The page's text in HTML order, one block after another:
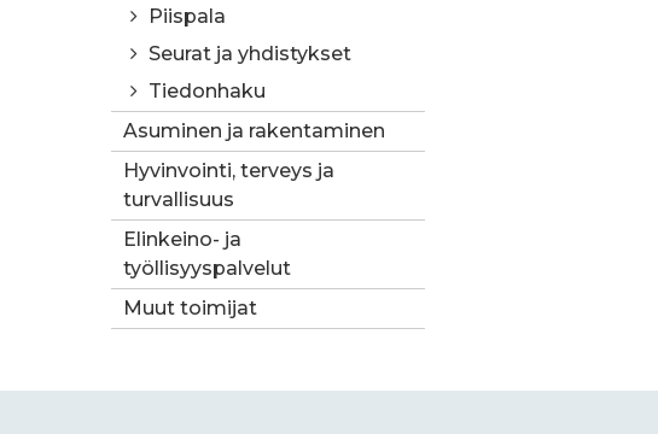
Piispala
Seurat ja yhdistykset
Tiedonhaku
Asuminen ja rakentaminen
Hyvinvointi, terveys ja
turvallisuus
Elinkeino- ja
työllisyyspalvelut
Muut toimijat